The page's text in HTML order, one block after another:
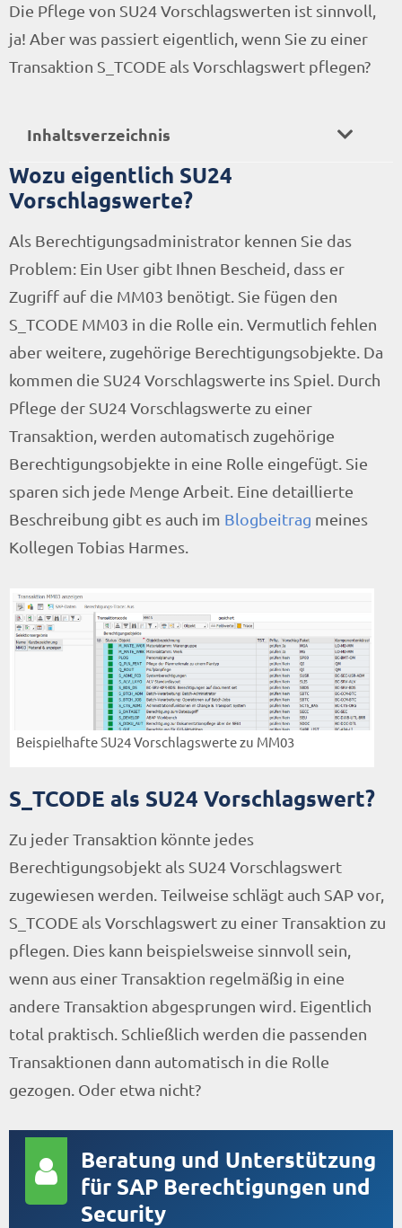
Die Pflege von SU24 Vorschlagswerten ist sinnvoll,
ja! Aber was passiert eigentlich, wenn Sie zu einer
Transaktion S_TCODE als Vorschlagswert pflegen?
Inhaltsverzeichnis
Wozu eigentlich SU24
Vorschlagswerte?
Als Berechtigungsadministrator kennen Sie das
Problem: Ein User gibt Ihnen Bescheid, dass er
Zugriff auf die MM03 benötigt. Sie fügen den
S_TCODE MM03 in die Rolle ein. Vermutlich fehlen
aber weitere, zugehörige Berechtigungsobjekte. Da
kommen die SU24 Vorschlagswerte ins Spiel. Durch
Pflege der SU24 Vorschlagswerte zu einer
Transaktion, werden automatisch zugehörige
Berechtigungsobjekte in eine Rolle eingefügt. Sie
sparen sich jede Menge Arbeit. Eine detaillierte
Beschreibung gibt es auch im Blogbeitrag meines
Kollegen Tobias Harmes.
Beispielhafte SU24 Vorschlagswerte zu MM03
S_TCODE als SU24 Vorschlagswert?
Zu jeder Transaktion könnte jedes
Berechtigungsobjekt als SU24 Vorschlagswert
zugewiesen werden. Teilweise schlägt auch SAP vor,
S_TCODE als Vorschlagswert zu einer Transaktion zu
pflegen. Dies kann beispielsweise sinnvoll sein,
wenn aus einer Transaktion regelmäßig in eine
andere Transaktion abgesprungen wird. Eigentlich
total praktisch. Schließlich werden die passenden
Transaktionen dann automatisch in die Rolle
gezogen. Oder etwa nicht?
Beratung und Unterstützung
für SAP Berechtigungen und
Security